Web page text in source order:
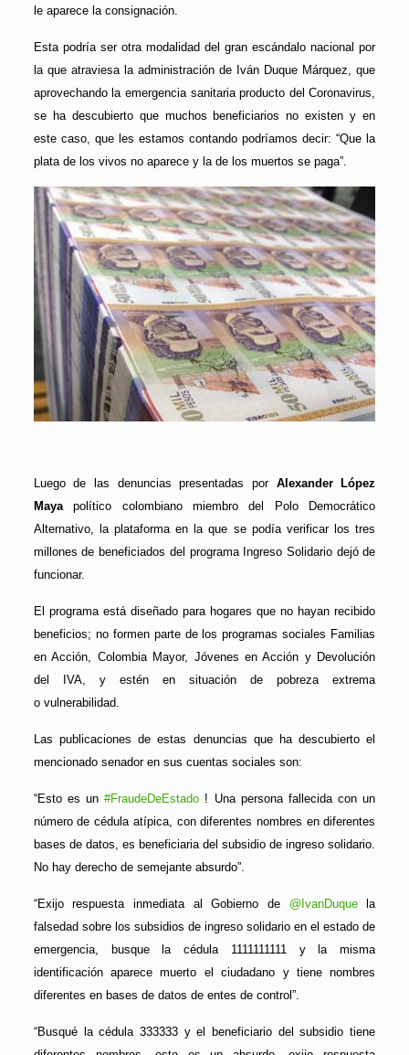
le aparece la consignación.
Esta podría ser otra modalidad del gran escándalo nacional por
la que atraviesa la administración de Iván Duque Márquez, que
aprovechando la emergencia sanitaria producto del Coronavirus,
se ha descubierto que muchos beneficiarios no existen y en
este caso, que les estamos contando podríamos decir: “Que la
plata de los vivos no aparece y la de los muertos se paga”.
Luego de las denuncias presentadas por Alexander López
Mayapolítico colombiano miembro del Polo Democrático
Alternativo, la plataforma en la que se podía verificar los tres
millones de beneficiados del programa Ingreso Solidario dejó de
funcionar.
El programa está diseñado para hogares que no hayan recibido
beneficios; no formen parte de los programas sociales Familias
en Acción, Colombia Mayor, Jóvenes en Acción y Devolución
del IVA, y estén en situación de pobreza extrema
o vulnerabilidad.
Las publicaciones de estas denuncias que ha descubierto el
mencionado senador en sus cuentas sociales son:
“Esto es un#FraudeDeEstado ! Una persona fallecida con un
número de cédula atípica, con diferentes nombres en diferentes
bases de datos, es beneficiaria del subsidio de ingreso solidario.
No hay derecho de semejante absurdo”.
“Exijo respuesta inmediata al Gobierno de @IvanDuquela
falsedad sobre los subsidios de ingreso solidario en el estado de
emergencia, busque la cédula 1111111111 y la misma
identificación aparece muerto el ciudadano y tiene nombres
diferentes en bases de datos de entes de control”.
“Busqué la cédula 333333 y el beneficiario del subsidio tiene